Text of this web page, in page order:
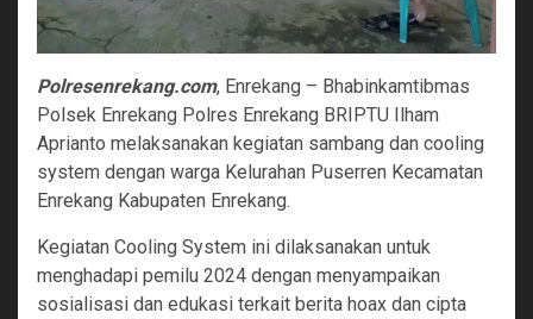
Polresenrekang.com, Enrekang – Bhabinkamtibmas
Polsek Enrekang Polres Enrekang BRIPTU Ilham
Aprianto melaksanakan kegiatan sambang dan cooling
system dengan warga Kelurahan Puserren Kecamatan
Enrekang Kabupaten Enrekang.
Kegiatan Cooling System ini dilaksanakan untuk
menghadapi pemilu 2024 dengan menyampaikan
sosialisasi dan edukasi terkait berita hoax dan cipta